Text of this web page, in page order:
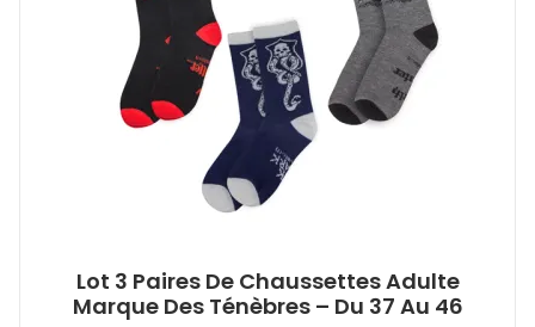
Lot 3 Paires De Chaussettes Adulte
Marque Des Ténèbres – Du 37 Au 46